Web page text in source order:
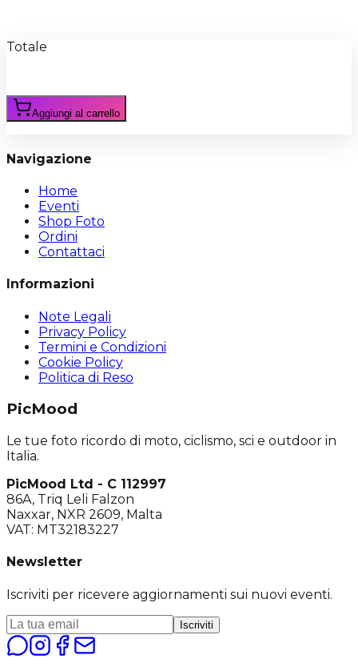
Totale
Aggiungi al carrello
Navigazione
Home
Eventi
Shop Foto
Ordini
Contattaci
Informazioni
Note Legali
Privacy Policy
Termini e Condizioni
Cookie Policy
Politica di Reso
PicMood
Le tue foto ricordo di moto, ciclismo, sci e outdoor in
Italia.
PicMood Ltd - C 112997
86A, Triq Leli Falzon
Naxxar, NXR 2609, Malta
VAT: MT32183227
Newsletter
Iscriviti per ricevere aggiornamenti sui nuovi eventi.
Iscriviti